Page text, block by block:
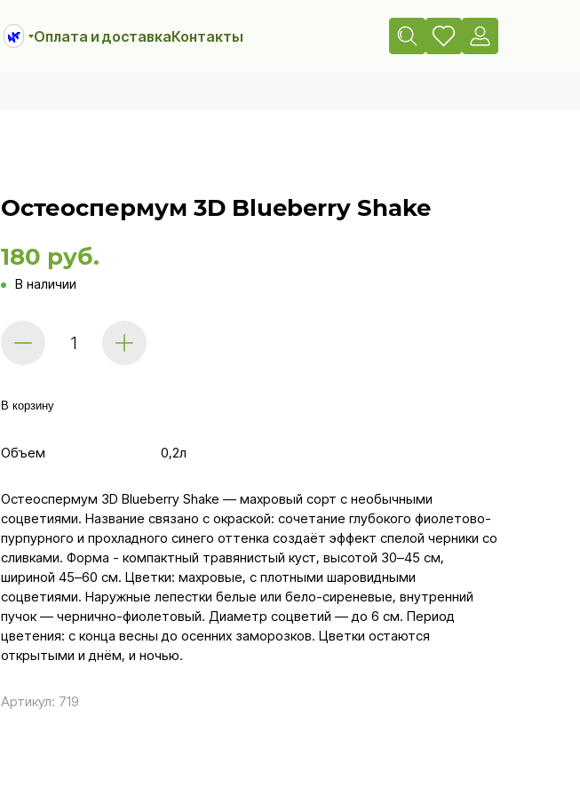
🌿 Оплата и доставкаКонтакты
Остеоспермум 3D Blueberry Shake
180 руб.
В наличии
В корзину
Объем 0,2л
Остеоспермум 3D Blueberry Shake — махровый сорт с необычными
соцветиями. Название связано с окраской: сочетание глубокого фиолетово-
пурпурного и прохладного синего оттенка создаёт эффект спелой черники со
сливками. Форма - компактный травянистый куст, высотой 30–45 см,
шириной 45–60 см. Цветки: махровые, с плотными шаровидными
соцветиями. Наружные лепестки белые или бело-сиреневые, внутренний
пучок — чернично-фиолетовый. Диаметр соцветий — до 6 см. Период
цветения: с конца весны до осенних заморозков. Цветки остаются
открытыми и днём, и ночью.
Артикул: 719